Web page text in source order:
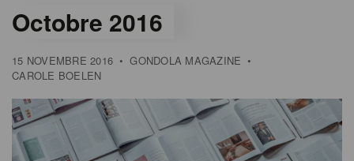
Octobre 2016
15 NOVEMBRE 2016 • GONDOLA MAGAZINE •
CAROLE BOELEN